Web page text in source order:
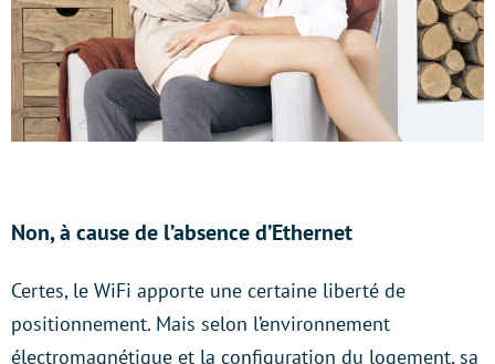
Non, à cause de l’absence d’Ethernet
Certes, le WiFi apporte une certaine liberté de
positionnement. Mais selon l’environnement
électromagnétique et la configuration du logement, sa